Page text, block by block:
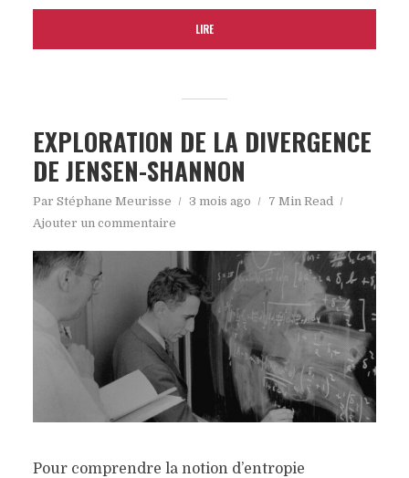
LIRE
EXPLORATION DE LA DIVERGENCE
DE JENSEN-SHANNON
Par Stéphane Meurisse 3 mois ago
7 Min Read
Ajouter un commentaire
Pour comprendre la notion d’entropie